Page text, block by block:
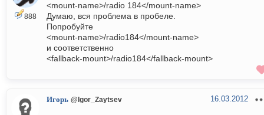
888
<mount-name>/radio 184</mount-name>
Думаю, вся проблема в пробеле.
Попробуйте
<mount-name>/radio184</mount-name>
и соответственно
<fallback-mount>/radio184</fallback-mount>
Игорь @Igor_Zaytsev 16.03.2012